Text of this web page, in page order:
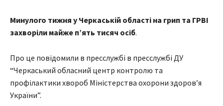
Минулого тижня у Черкаській області на грип та ГРВІ
захворіли майже пʼять тисяч осіб.
Про це повідомили в пресслужбі в пресслужбі ДУ
“Черкаський обласний центр контролю та
профілактики хвороб Міністерства охорони здоров’я
України”.